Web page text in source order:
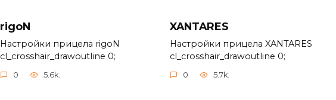
rigoN
Настройки прицела rigoN
cl_crosshair_drawoutline 0;
0 5.6k.
XANTARES
Настройки прицела XANTARES
cl_crosshair_drawoutline 0;
0 5.7k.